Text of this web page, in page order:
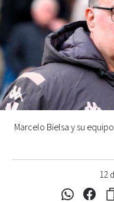
12
Marcelo Bielsa y su